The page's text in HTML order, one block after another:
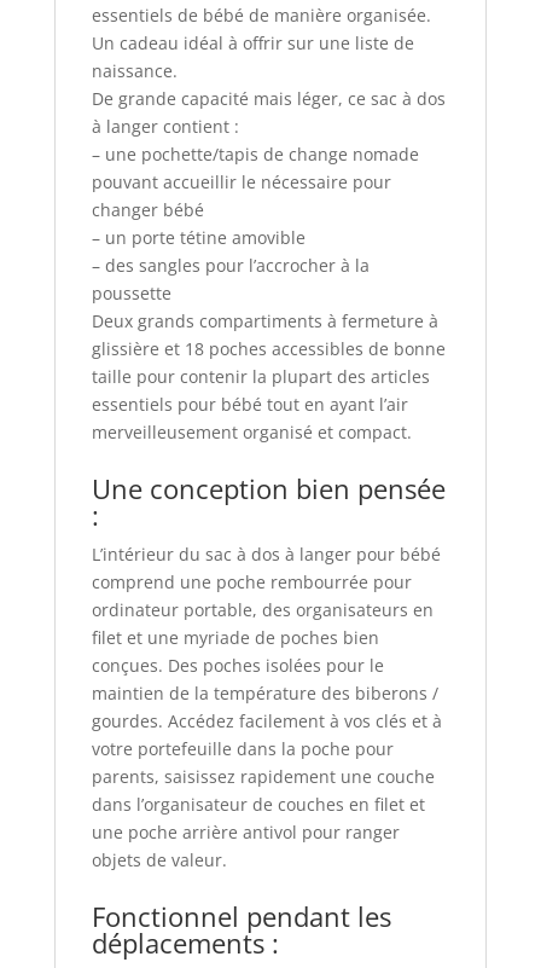
essentiels de bébé de manière organisée.
Un cadeau idéal à offrir sur une liste de
naissance.
De grande capacité mais léger, ce sac à dos
à langer contient :
– une pochette/tapis de change nomade
pouvant accueillir le nécessaire pour
changer bébé
– un porte tétine amovible
– des sangles pour l’accrocher à la
poussette
Deux grands compartiments à fermeture à
glissière et 18 poches accessibles de bonne
taille pour contenir la plupart des articles
essentiels pour bébé tout en ayant l’air
merveilleusement organisé et compact.
Une conception bien pensée
:
L’intérieur du sac à dos à langer pour bébé
comprend une poche rembourrée pour
ordinateur portable, des organisateurs en
filet et une myriade de poches bien
conçues. Des poches isolées pour le
maintien de la température des biberons /
gourdes. Accédez facilement à vos clés et à
votre portefeuille dans la poche pour
parents, saisissez rapidement une couche
dans l’organisateur de couches en filet et
une poche arrière antivol pour ranger
objets de valeur.
Fonctionnel pendant les
déplacements :